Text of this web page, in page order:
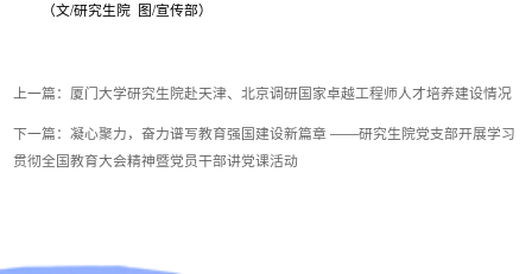
（文/研究生院 图/宣传部）
上一篇：厦门大学研究生院赴天津、北京调研国家卓越工程师人才培养建设情况
下一篇：凝心聚力，奋力谱写教育强国建设新篇章 ——研究生院党支部开展学习
贯彻全国教育大会精神暨党员干部讲党课活动